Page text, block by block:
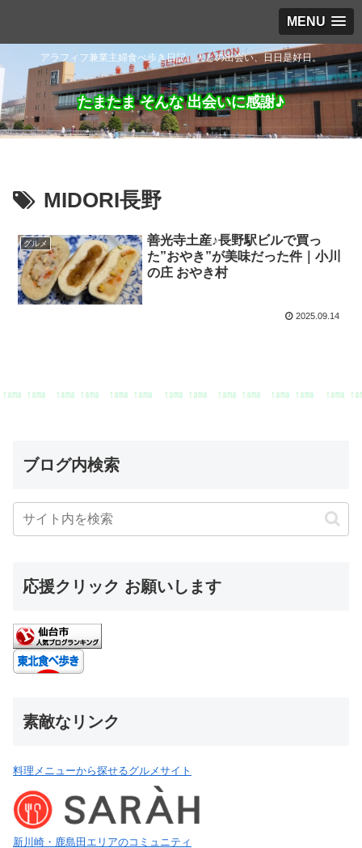
MENU
アラフィフ兼業主婦食べ歩き日記。人との出会い、日日是好日。
たまたま そんな 出会いに感謝♪
MIDORI長野
グルメ
善光寺土産♪長野駅ビルで買っ
た”おやき”が美味だった件｜小川
の庄 おやき村
2025.09.14
ブログ内検索
応援クリック お願いします
素敵なリンク
料理メニューから探せるグルメサイト
新川崎・鹿島田エリアのコミュニティ